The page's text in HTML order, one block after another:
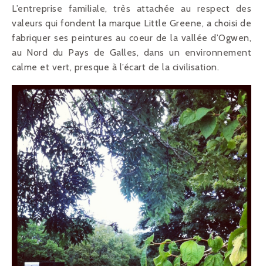
L’entreprise familiale, très attachée au respect des
valeurs qui fondent la marque Little Greene, a choisi de
fabriquer ses peintures au coeur de la vallée d’Ogwen,
au Nord du Pays de Galles, dans un environnement
calme et vert, presque à l’écart de la civilisation.